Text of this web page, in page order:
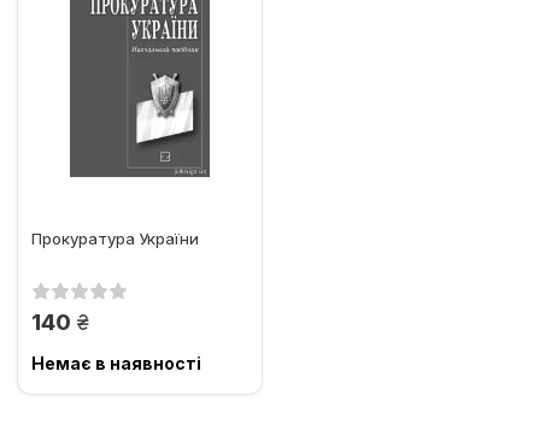
Прокуратура України
140 грн.
Немає в наявності